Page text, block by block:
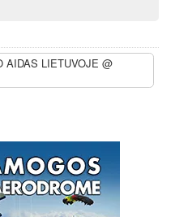
AIDAS LIETUVOJE @